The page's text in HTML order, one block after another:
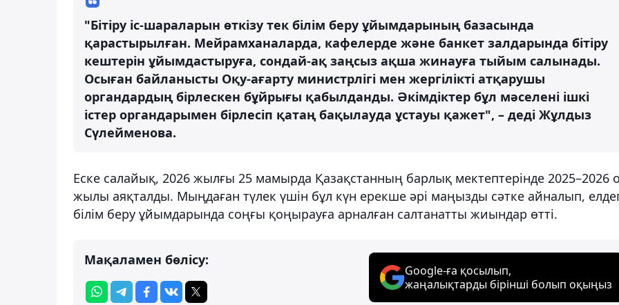
"Бітіру іс-шараларын өткізу тек білім беру ұйымдарының базасында
қарастырылған. Мейрамханаларда, кафелерде және банкет залдарында бітіру
кештерін ұйымдастыруға, сондай-ақ заңсыз ақша жинауға тыйым салынады.
Осыған байланысты Оқу-ағарту министрлігі мен жергілікті атқарушы
органдардың бірлескен бұйрығы қабылданды. Әкімдіктер бұл мәселені ішкі
істер органдарымен бірлесіп қатаң бақылауда ұстауы қажет", – деді Жұлдыз
Сүлейменова.
Еске салайық, 2026 жылғы 25 мамырда Қазақстанның барлық мектептерінде 2025–2026
жылы аяқталды. Мыңдаған түлек үшін бұл күн ерекше әрі маңызды сәтке айналып,
білім беру ұйымдарында соңғы қоңырауға арналған салтанатты жиындар өтті.
Мақаламен бөлісу:
Google-ға қосылып,
жаңалықтарды бірінші болып оқыңыз